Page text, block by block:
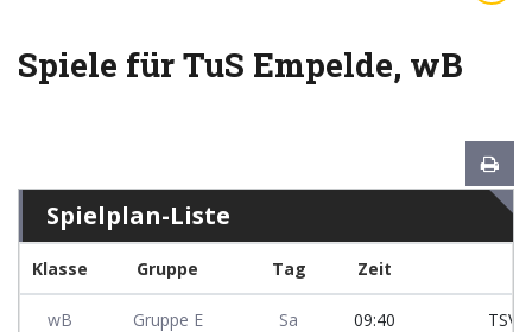
Spiele für TuS Empelde, wB
Spielplan-Liste
Klasse Gruppe Tag Zeit
wB Gruppe E
Sa
09:40
TSV